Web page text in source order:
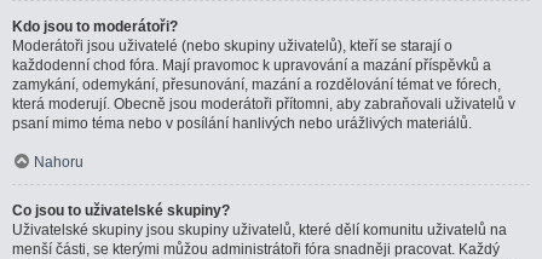
Kdo jsou to moderátoři?
Moderátoři jsou uživatelé (nebo skupiny uživatelů), kteří se starají o
každodenní chod fóra. Mají pravomoc k upravování a mazání příspěvků a
zamykání, odemykání, přesunování, mazání a rozdělování témat ve fórech,
která moderují. Obecně jsou moderátoři přítomni, aby zabraňovali uživatelů v
psaní mimo téma nebo v posílání hanlivých nebo urážlivých materiálů.
Nahoru
Co jsou to uživatelské skupiny?
Uživatelské skupiny jsou skupiny uživatelů, které dělí komunitu uživatelů na
menší části, se kterými můžou administrátoři fóra snadněji pracovat. Každý